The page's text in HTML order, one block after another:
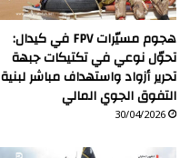
هجوم مسيّرات FPV في كيدال:
تحوّل نوعي في تكتيكات جبهة
تحرير أزواد واستهداف مباشر لبنية
التفوق الجوي المالي
30/04/2026